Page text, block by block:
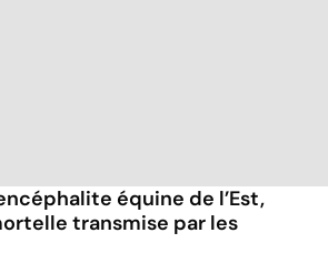
équine de l’Est,
transmise par les